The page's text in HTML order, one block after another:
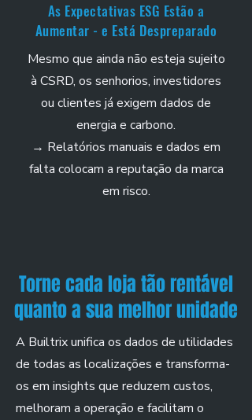
As Expectativas ESG Estão a
Aumentar - e Está Despreparado
Mesmo que ainda não esteja sujeito
à CSRD, os senhorios, investidores
ou clientes já exigem dados de
energia e carbono.
→ Relatórios manuais e dados em
falta colocam a reputação da marca
em risco.
Torne cada loja tão rentável
quanto a sua melhor unidade
A Builtrix unifica os dados de utilidades
de todas as localizações e transforma-
os em insights que reduzem custos,
melhoram a operação e facilitam o